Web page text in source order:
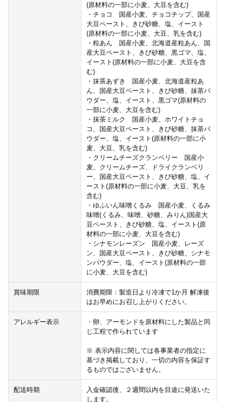
(原材料の一部に小麦、大豆を含む)
・チョコ 国産小麦、チョコチップ、国産
大豆ペースト、きび砂糖、塩、イースト
(原材料の一部に小麦、大豆、乳を含む)
・粒あん 国産小麦、北海道産粒あん、国
産大豆ペースト、きび砂糖、黒ゴマ、塩、
イースト(原材料の一部に小麦、大豆を含
む)
・抹茶あずき 国産小麦、北海道産粒あ
ん、国産大豆ペースト、きび砂糖、抹茶パ
ウダー、塩、イースト、黒ゴマ(原材料の
一部に小麦、大豆を含む)
・抹茶ミルク 国産小麦、ホワイトチョ
コ、国産大豆ペースト、きび砂糖、抹茶パ
ウダー、塩、イースト(原材料の一部に小
麦、大豆、乳を含む)
・クリームチーズクランベリー 国産小
麦、クリームチーズ、ドライクランベリ
ー、国産大豆ペースト、きび砂糖、塩、イ
ースト(原材料の一部に小麦、大豆、乳を
含む)
・ゆふいん味噌くるみ 国産小麦、くるみ
味噌(くるみ、味噌、砂糖、みりん)国産大
豆ペースト、きび砂糖、塩、イースト(原
材料の一部に小麦、大豆を含む)
・シナモンレーズン 国産小麦、レーズ
ン、国産大豆ペースト、きび砂糖、シナモ
ンパウダー、塩、イースト(原材料の一部
に小麦、大豆を含む)
賞味期限
消費期限：製造日より冷凍で1か月 解凍後
はお早めにお召し上がりください。
アレルギー表示
・卵、アーモンドを原材料にした製品と同
じ工程で作られています
※ 表示内容に関しては各事業者の指定に
基づき掲載しており、一切の内容を保証す
るものではございません。
配送時期
入金確認後、２週間以内を目途に発送いた
します。